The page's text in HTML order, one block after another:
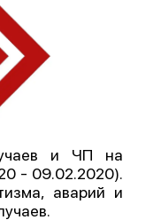
и ЧП на
- 09.02.2020).
аварий и